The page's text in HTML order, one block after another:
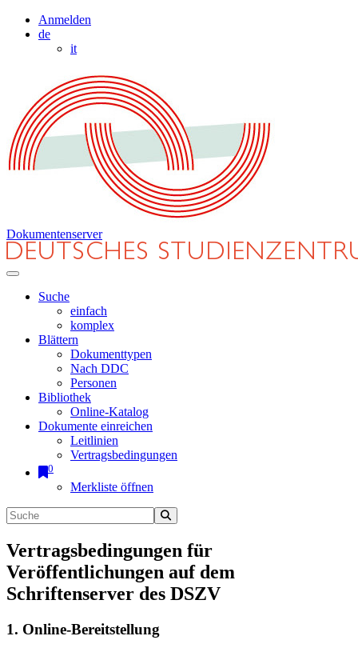
Anmelden
de
it
Dokumentenserver
Suche
einfach
komplex
Blättern
Dokumenttypen
Nach DDC
Personen
Bibliothek
Online-Katalog
Dokumente einreichen
Leitlinien
Vertragsbedingungen
0
Merkliste öffnen
Vertragsbedingungen für
Veröffentlichungen auf dem
Schriftenserver des DSZV
1. Online-Bereitstellung